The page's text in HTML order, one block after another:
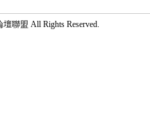
聯盟 All Rights Reserved.